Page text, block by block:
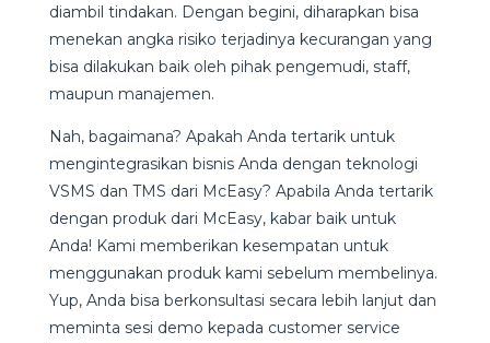
diambil tindakan. Dengan begini, diharapkan bisa
menekan angka risiko terjadinya kecurangan yang
bisa dilakukan baik oleh pihak pengemudi, staff,
maupun manajemen.
Nah, bagaimana? Apakah Anda tertarik untuk
mengintegrasikan bisnis Anda dengan teknologi
VSMS dan TMS dari McEasy? Apabila Anda tertarik
dengan produk dari McEasy, kabar baik untuk
Anda! Kami memberikan kesempatan untuk
menggunakan produk kami sebelum membelinya.
Yup, Anda bisa berkonsultasi secara lebih lanjut dan
meminta sesi demo kepada customer service